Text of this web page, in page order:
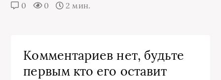
0 0 2 мин.
Комментариев нет, будьте
первым кто его оставит